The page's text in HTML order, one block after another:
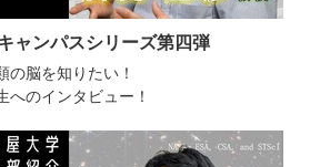
ャンパスシリーズ第四弾
の脳を知りたい！
へのインタビュー！